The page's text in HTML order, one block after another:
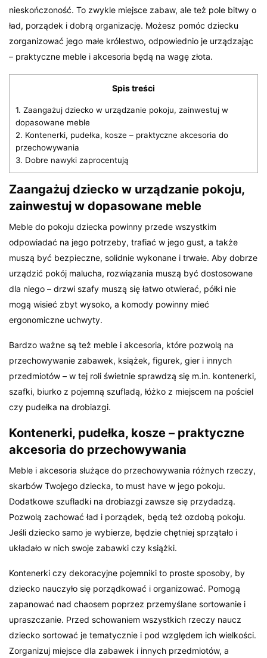
nieskończoność. To zwykle miejsce zabaw, ale też pole bitwy o
ład, porządek i dobrą organizację. Możesz pomóc dziecku
zorganizować jego małe królestwo, odpowiednio je urządzając
– praktyczne meble i akcesoria będą na wagę złota.
Spis treści
1. Zaangażuj dziecko w urządzanie pokoju, zainwestuj w
dopasowane meble
2. Kontenerki, pudełka, kosze – praktyczne akcesoria do
przechowywania
3. Dobre nawyki zaprocentują
Zaangażuj dziecko w urządzanie pokoju,
zainwestuj w dopasowane meble
Meble do pokoju dziecka powinny przede wszystkim
odpowiadać na jego potrzeby, trafiać w jego gust, a także
muszą być bezpieczne, solidnie wykonane i trwałe. Aby dobrze
urządzić pokój malucha, rozwiązania muszą być dostosowane
dla niego – drzwi szafy muszą się łatwo otwierać, półki nie
mogą wisieć zbyt wysoko, a komody powinny mieć
ergonomiczne uchwyty.
Bardzo ważne są też meble i akcesoria, które pozwolą na
przechowywanie zabawek, książek, figurek, gier i innych
przedmiotów – w tej roli świetnie sprawdzą się m.in. kontenerki,
szafki, biurko z pojemną szufladą, łóżko z miejscem na pościel
czy pudełka na drobiazgi.
Kontenerki, pudełka, kosze – praktyczne
akcesoria do przechowywania
Meble i akcesoria służące do przechowywania różnych rzeczy,
skarbów Twojego dziecka, to must have w jego pokoju.
Dodatkowe szufladki na drobiazgi zawsze się przydadzą.
Pozwolą zachować ład i porządek, będą też ozdobą pokoju.
Jeśli dziecko samo je wybierze, będzie chętniej sprzątało i
układało w nich swoje zabawki czy książki.
Kontenerki czy dekoracyjne pojemniki to proste sposoby, by
dziecko nauczyło się porządkować i organizować. Pomogą
zapanować nad chaosem poprzez przemyślane sortowanie i
upraszczanie. Przed schowaniem wszystkich rzeczy naucz
dziecko sortować je tematycznie i pod względem ich wielkości.
Zorganizuj miejsce dla zabawek i innych przedmiotów, a